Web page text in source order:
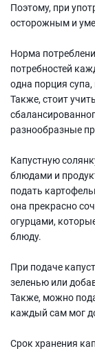
Поэтому, при
осторожным и
Норма
потребностей
одна порция
Также, стоит
разнообразные
Капустную
блюдами и
подать
она прекрасно
огурцами,
блюду.
При подаче
зеленью или
Также, можно
каждый сам мог
Срок хранения